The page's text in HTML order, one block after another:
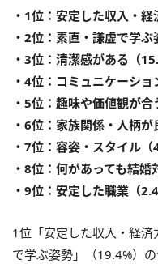
・1位：安定した収入・経
・2位：素直・謙虚で学
・3位：清潔感がある（
・4位：コミュニケーショ
・5位：趣味や価値観が合
・6位：家族関係・人柄が
・7位：容姿・スタイル（
・8位：何があっても結婚
・9位：安定した職業（
1位「安定した収入・経
で学ぶ姿勢」（19.4%）